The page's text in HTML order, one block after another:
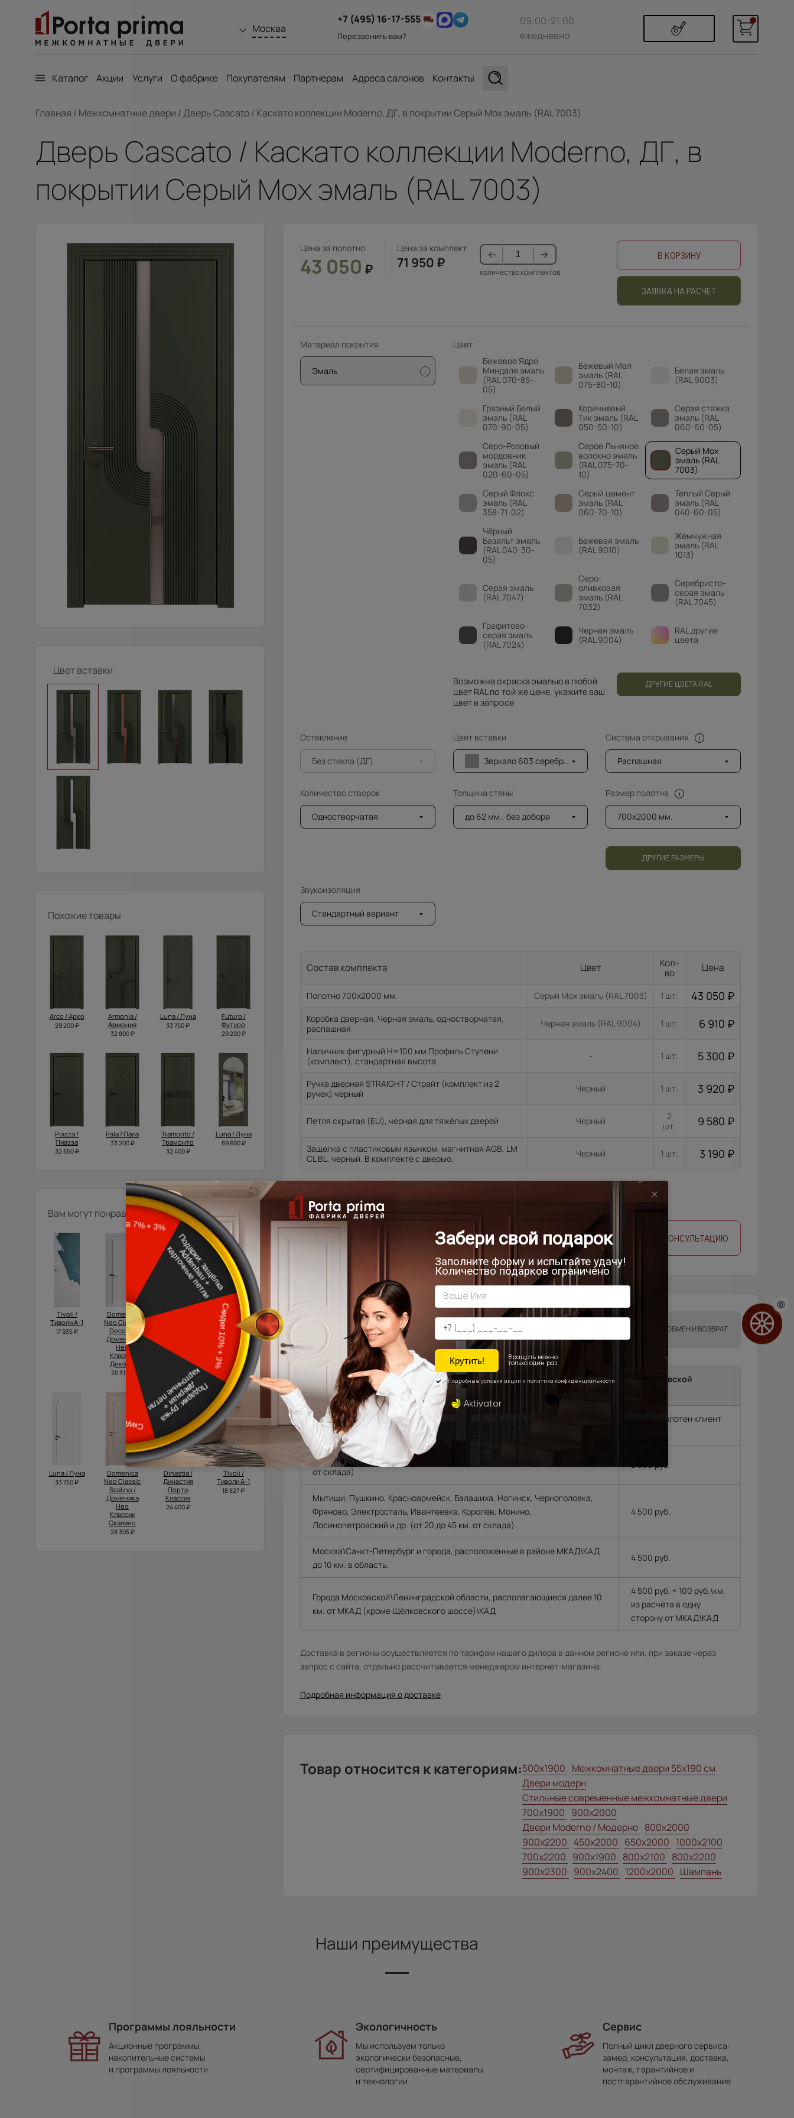
Москва
+7 (495) 16-17-555
Перезвонить вам?
09:00-21:00
ежедневно
Каталог Акции Услуги О фабрике Покупателям Партнерам Адреса салонов Контакты
Главная / Межкомнатные двери /Дверь Cascato / Каскато коллекции Moderno, ДГ, в покрытии Серый Мох эмаль (RAL 7003)
Дверь Cascato / Каскато коллекции Moderno, ДГ, в
покрытии Серый Мох эмаль (RAL 7003)
Цвет вставки
Похожие товары
Arco / Арко
29 200 ₽
Armonia /
Армония
32 800 ₽
Luna / Луна
33 750 ₽
Futuro /
Футуро
29 200 ₽
Piazza /
Пиазза
32 650 ₽
Pala / Пала
33 200 ₽
Tramonto /
Трамонто
32 400 ₽
Luna / Луна
69 600 ₽
Вам могут понравиться
Tivoli /
Тиволи А-1
17 935 ₽
Domenica
Neo Classic
Decoro /
Доменика
Нео
Классик
Декоро
20 315 ₽
Domenica /
39 500 ₽
Tivoli /
Тиволи З-1
34 500 ₽
Luna / Луна
33 750 ₽
Domenica
Neo Classic
Scalino /
Доменика
Нео
Классик
Скалино
28 305 ₽
Dinastia /
Династия
Порта
Классик
24 400 ₽
Tivoli /
Тиволи А-1
18 827 ₽
Цена за полотно
43 050 ₽
Цена за комплект
71 950 ₽
количество комплектов
В КОРЗИНУ
ЗАЯВКА НА РАСЧЁТ
Материал покрытия
Эмаль i
Цвет
Бежевое Ядро
Миндаля эмаль
(RAL 070-85-
05)
Бежевый Мел
эмаль (RAL
075-80-10)
Белая эмаль
(RAL 9003)
Грязный Белый
эмаль (RAL
070-90-05)
Коричневый
Тик эмаль (RAL
050-50-10)
Серая стяжка
эмаль (RAL
060-60-05)
Серо-Розовый
мордовник
эмаль (RAL
020-60-05)
Серое Льняное
волокно эмаль
(RAL 075-70-
10)
Серый Мох
эмаль (RAL
7003)
Серый Флокс
эмаль (RAL
358-71-02)
Серый цемент
эмаль (RAL
060-70-10)
Теплый Серый
эмаль (RAL
040-60-05)
Чёрный
Базальт эмаль
(RAL 040-30-
05)
Бежевая эмаль
(RAL 9010)
Жемчужная
эмаль (RAL
1013)
Серая эмаль
(RAL 7047)
Серо-
оливковая
эмаль (RAL
7032)
Серебристо-
серая эмаль
(RAL 7045)
Графитово-
серая эмаль
(RAL 7024)
Черная эмаль
(RAL 9004)
RAL другие
цвета
Возможна окраска эмалью в любой
цвет RAL по той же цене, укажите ваш
цвет в запросе
ДРУГИЕ ЦВЕТА RAL
Остекление
Без стекла (ДГ)
Цвет вставки
Зеркало 603 серебро с 1 стороны
Система открывания
Распашная
Количество створок
Одностворчатая
Толщина стены
до 62 мм., без добора
Размер полотна
700x2000 мм.
ДРУГИЕ РАЗМЕРЫ
Звукоизоляция
Стандартный вариант
Состав комплекта Цвет
Кол-
во
Цена
Полотно 700x2000 мм. Серый Мох эмаль (RAL 7003) 1 шт. 43 050 ₽
Коробка дверная, Черная эмаль, одностворчатая,
распашная
Черная эмаль (RAL 9004) 1 шт. 6 910 ₽
Наличник фигурный H=100 мм Профиль Ступени
(комплект), стандартная высота
- 1 шт. 5 300 ₽
Ручка дверная STRAIGHT / Страйт (комплект из 2
ручек) черный
Черный 1 шт. 3 920 ₽
Петля скрытая (EU), черная для тяжёлых дверей Черный
2
шт.
9 580 ₽
Защелка с пластиковым язычком, магнитная AGB, LM
CL BL, черный. В комплекте с дверью.
Черный 1 шт. 3 190 ₽
Цена за комплект:
В КОРЗИНУ ВЫЗВАТЬ ЗАМЕРЩИКА ЗАПРОСИТЬ КОНСУЛЬТАЦИЮ
ДОСТАВКА УСТАНОВКА ОПЛАТА ОБМЕН И ВОЗВРАТ
Доставка продукции со склада Компании Porta prima до подъезда в г.Москва, Московской
области, г.Санкт-Петербург, Ленинградской области.
Техническую возможность подъема полотен определяет замерщик, без замера подъем полотен клиент
осуществляет самостоятельно.
Фрязино, Щёлково, Чкаловская, Биокомбинат, Новый городок и др. (15 км
от склада)
2 500 руб.
Мытищи, Пушкино, Красноармейск, Балашиха, Ногинск, Черноголовка,
Фряново, Электросталь, Ивантеевка, Королёв, Монино,
Лосинопетровский и др. (от 20 до 45 км. от склада).
4 500 руб.
Москва\Санкт-Петербург и города, расположенные в районе МКАД\КАД
до 10 км. в область.
4 500 руб.
Города Московской\Ленинградской области, располагающиеся далее 10
км. от МКАД (кроме Щёлковского шоссе)\КАД
4 500 руб. + 100 руб.\км.
из расчёта в одну
сторону от МКАД\КАД
Доставка в регионы осуществляется по тарифам нашего дилера в данном регионе или, при заказе через
запрос с сайта, отдельно рассчитывается менеджером интернет-магазина.
Подробная информация о доставке
Товар относится к категориям:500x1900 Межкомнатные двери 55х190 см
Двери модерн
Стильные современные межкомнатные двери
700x1900 900x2000
Двери Moderno / Модерно 800x2000
900x2200 450x2000 650x2000 1000x2100
700x2200 900x1900 800x2100 800x2200
900x2300 900x2400 1200x2000 Шампань
Наши преимущества
Программы лояльности
Акционные программы,
накопительные системы
и программы лояльности
Экологичность
Мы используем только
экологически безопасные,
сертифицированные материалы
и технологии
Сервис
Полный цикл дверного сервиса:
замер, консультация, доставка,
монтаж, гарантийное и
постгарантийное обслуживание